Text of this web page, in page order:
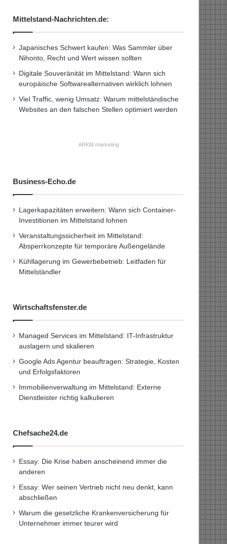
Mittelstand-Nachrichten.de:
Japanisches Schwert kaufen: Was Sammler über
Nihonto, Recht und Wert wissen sollten
Digitale Souveränität im Mittelstand: Wann sich
europäische Softwarealternativen wirklich lohnen
Viel Traffic, wenig Umsatz: Warum mittelständische
Websites an den falschen Stellen optimiert werden
ARKM.marketing
Business-Echo.de
Lagerkapazitäten erweitern: Wann sich Container-
Investitionen im Mittelstand lohnen
Veranstaltungssicherheit im Mittelstand:
Absperrkonzepte für temporäre Außengelände
Kühllagerung im Gewerbebetrieb: Leitfaden für
Mittelständler
Wirtschaftsfenster.de
Managed Services im Mittelstand: IT-Infrastruktur
auslagern und skalieren
Google Ads Agentur beauftragen: Strategie, Kosten
und Erfolgsfaktoren
Immobilienverwaltung im Mittelstand: Externe
Dienstleister richtig kalkulieren
Chefsache24.de
Essay: Die Krise haben anscheinend immer die
anderen
Essay: Wer seinen Vertrieb nicht neu denkt, kann
abschließen
Warum die gesetzliche Krankenversicherung für
Unternehmer immer teurer wird